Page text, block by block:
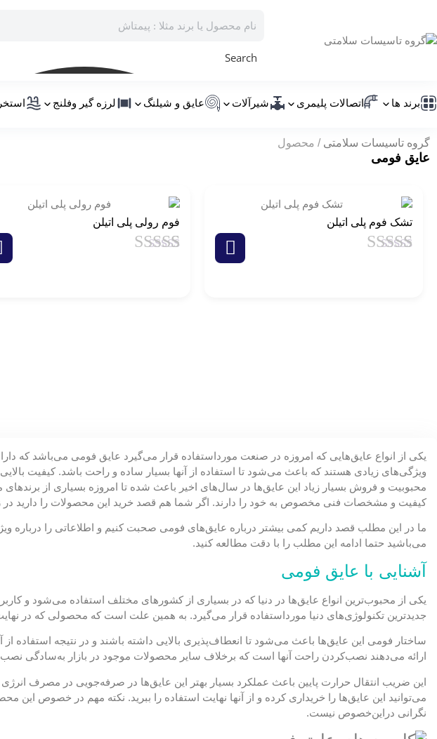
Search
برند ها اتصالات پلیمری شیرآلات عایق و شیلنگ لرزه گیر وفلنج
گروه تاسیسات سلامتی محصول
عایق فومی
تشک فوم پلی اتیلن فوم رولی پلی اتیلن
یکی از انواع عایق‌هایی که امروزه در صنعت مورداستفاده قرار می‌گیرد عایق فومی می‌باشد که
ویژگی‌های زیادی هستند که باعث می‌شود تا استفاده از آنها بسیار ساده و راحت باشد. کیفیت
محبوبیت و فروش بسیار زیاد این عایق‌ها در سال‌های اخیر باعث شده تا امروزه بسیاری از
کیفیت و مشخصات فنی مخصوص به خود را دارند. اگر شما هم قصد خرید این محصولات را دارید در
ما در این مطلب قصد داریم کمی بیشتر درباره عایق‌های فومی صحبت کنیم و اطلاعاتی را درباره
می‌باشید حتما ادامه این مطلب را با دقت مطالعه کنید.
آشنایی با عایق فومی
یکی از محبوب‌ترین انواع عایق‌ها در دنیا که در بسیاری از کشورهای مختلف استفاده می‌شود و
جدیدترین تکنولوژی‌های دنیا مورداستفاده قرار می‌گیرد. به همین علت است که محصولی که در
ساختار فومی این عایق‌ها باعث می‌شود تا انعطاف‌پذیری بالایی داشته باشند و در نتیجه
ارائه می‌دهند نصب‌کردن راحت آنها است که برخلاف سایر محصولات موجود در بازار به‌سادگی
این ضریب انتقال حرارت پایین باعث عملکرد بسیار بهتر این عایق‌ها در صرفه‌جویی در مصرف انرژی
می‌توانید این عایق‌ها را خریداری کرده و از آنها نهایت استفاده را ببرید. نکته مهم در خصوص
نگرانی دراین‌خصوص نیست.